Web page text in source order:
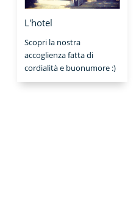
L'hotel
Scopri la nostra
accoglienza fatta di
cordialità e buonumore :)